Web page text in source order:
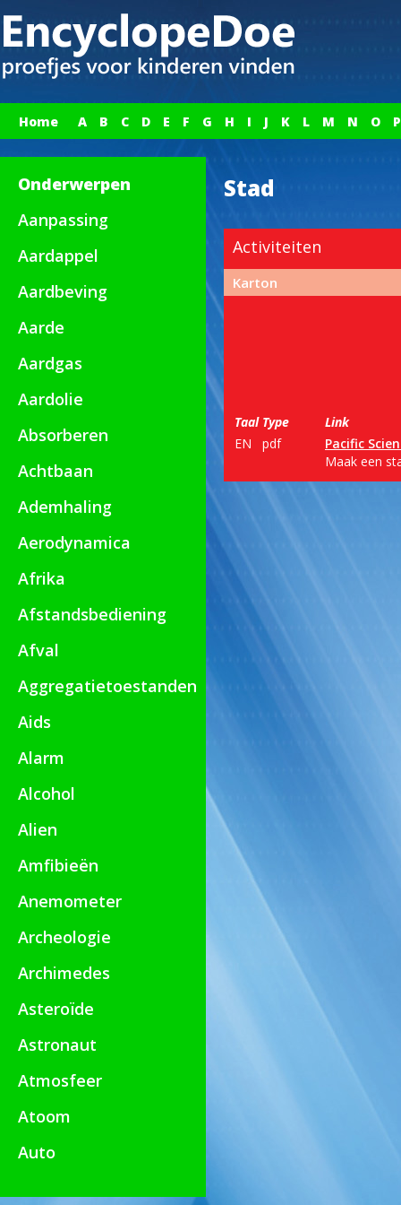
Home A B C D E F G H I J K L M N O P
Onderwerpen
Aanpassing
Aardappel
Aardbeving
Aarde
Aardgas
Aardolie
Absorberen
Achtbaan
Ademhaling
Aerodynamica
Afrika
Afstandsbediening
Afval
Aggregatietoestanden
Aids
Alarm
Alcohol
Alien
Amfibieën
Anemometer
Archeologie
Archimedes
Asteroïde
Astronaut
Atmosfeer
Atoom
Auto
Stad
Activiteiten
Karton
Taal Type
Link
EN
pdf
Pacific
Maak een